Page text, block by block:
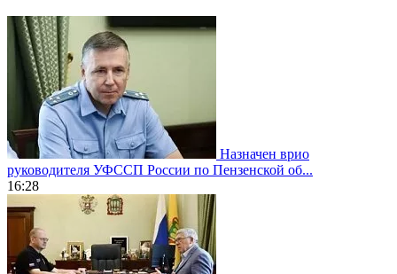
Назначен врио
руководителя УФССП России по Пензенской об...
16:28